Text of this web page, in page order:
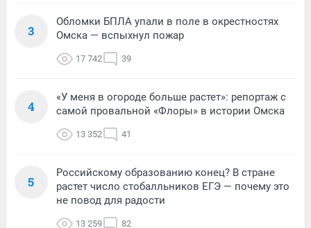
3
Обломки БПЛА упали в поле в окрестностях
Омска — вспыхнул пожар
17 742 39
4
«У меня в огороде больше растет»: репортаж с
самой провальной «Флоры» в истории Омска
13 352 41
5
Российскому образованию конец? В стране
растет число стобалльников ЕГЭ — почему это
не повод для радости
13 259 82